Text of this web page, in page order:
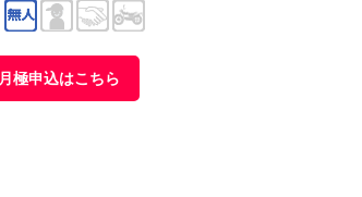
月極申込はこちら